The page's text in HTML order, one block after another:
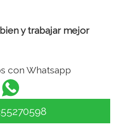
y trabajar mejor
con Whatsapp